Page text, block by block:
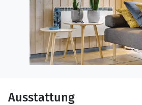
Ausstattung